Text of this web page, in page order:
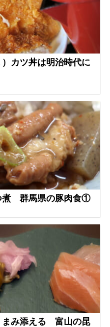
カツ丼は明治時代に
煮 群馬県の豚肉食①
まみ添える 富山の昆